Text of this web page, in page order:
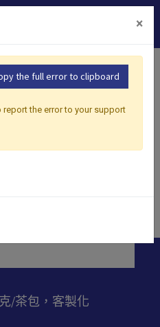
台灣焙茶
/茶包，客製化
×
the full error to clipboard
the error to your support